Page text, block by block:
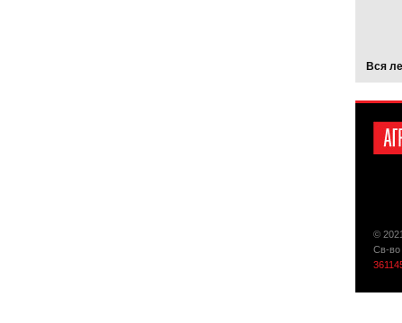
Вся
©
Св-во